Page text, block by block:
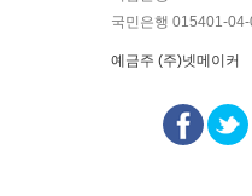
국민은행 015401-
예금주 (주)넷메이커